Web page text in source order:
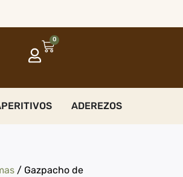
0
ADEREZOS
/ Gazpacho de